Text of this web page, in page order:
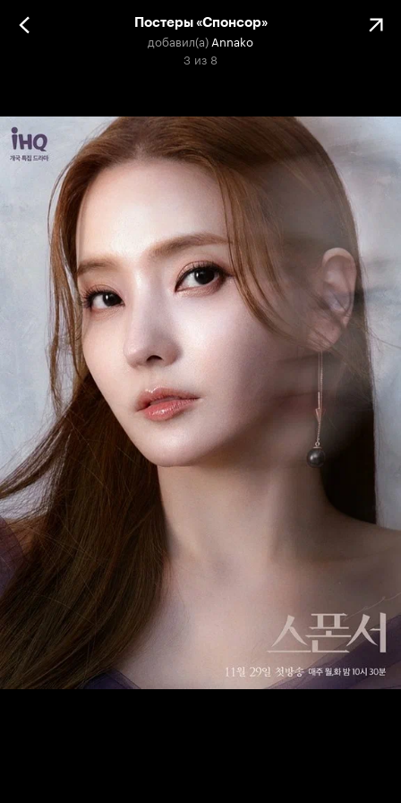
Постеры «Спонсор»
добавил(а) Annako
3 из 8